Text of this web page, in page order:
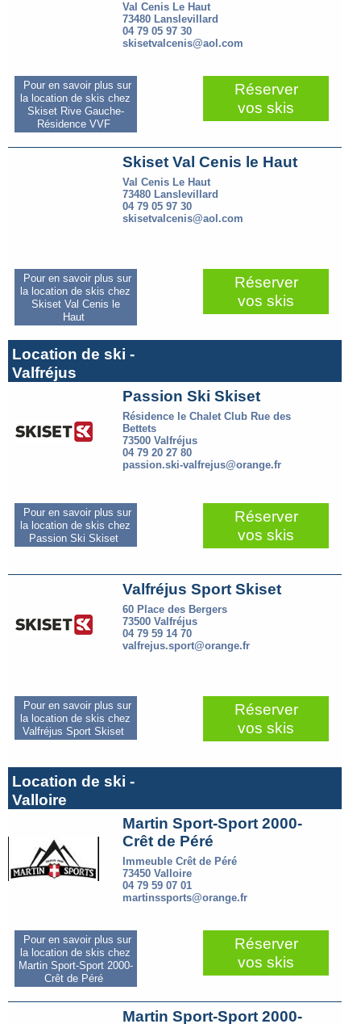
Val Cenis Le Haut
73480 Lanslevillard
04 79 05 97 30
skisetvalcenis@aol.com
Pour en savoir plus sur
la location de skis chez
Skiset Rive Gauche-
Résidence VVF
Réserver
vos skis
Skiset Val Cenis le Haut
Val Cenis Le Haut
73480 Lanslevillard
04 79 05 97 30
skisetvalcenis@aol.com
Pour en savoir plus sur
la location de skis chez
Skiset Val Cenis le
Haut
Réserver
vos skis
Location de ski -
Valfréjus
Passion Ski Skiset
Résidence le Chalet Club Rue des
Bettets
73500 Valfréjus
04 79 20 27 80
passion.ski-valfrejus@orange.fr
Pour en savoir plus sur
la location de skis chez
Passion Ski Skiset
Réserver
vos skis
Valfréjus Sport Skiset
60 Place des Bergers
73500 Valfréjus
04 79 59 14 70
valfrejus.sport@orange.fr
Pour en savoir plus sur
la location de skis chez
Valfréjus Sport Skiset
Réserver
vos skis
Location de ski -
Valloire
Martin Sport-Sport 2000-
Crêt de Péré
Immeuble Crêt de Péré
73450 Valloire
04 79 59 07 01
martinssports@orange.fr
Pour en savoir plus sur
la location de skis chez
Martin Sport-Sport 2000-
Crêt de Péré
Réserver
vos skis
Martin Sport-Sport 2000-